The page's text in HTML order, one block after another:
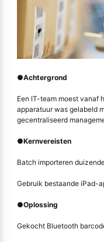
●Achtergrond
Een IT-team moest vanaf
apparatuur was gelabeld
gecentraliseerd
●Kernvereisten
Batch importeren
Gebruik bestaande iPad-
●Oplossing
Gekocht Bluetooth